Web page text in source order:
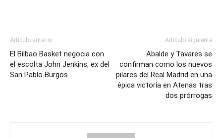
Artículo anterior
El Bilbao Basket negocia con
el escolta John Jenkins, ex del
San Pablo Burgos
Artículo siguiente
Abalde y Tavares se
confirman como los nuevos
pilares del Real Madrid en una
épica victoria en Atenas tras
dos prórrogas